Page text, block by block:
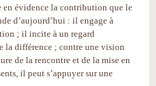
en évidence la contribution que le
d’aujourd’hui : il engage à
; il incite à un regard
la différence ; contre une vision
de la rencontre et de la mise en
il peut s’appuyer sur une